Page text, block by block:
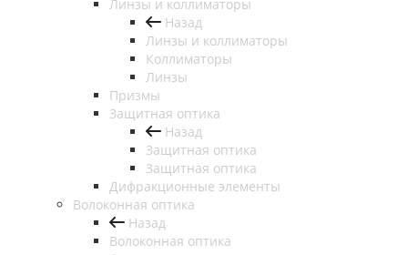
Линзы и коллиматоры
Назад
Линзы и коллиматоры
Коллиматоры
Линзы
Призмы
Защитная оптика
Назад
Защитная оптика
Защитная оптика
Дифракционные элементы
Волоконная оптика
Назад
Волоконная оптика